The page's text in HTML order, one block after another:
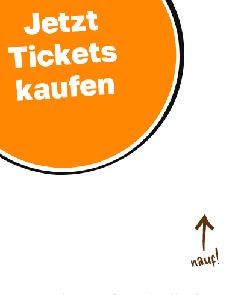
Jetzt
Tickets
kaufen